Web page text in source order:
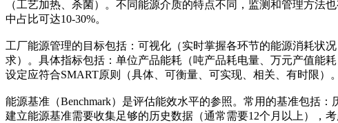
（工艺加热、杀菌）。不同能源介质的特点不同，监测和管理方
中占比可达10-30%。
工厂能源管理的目标包括：可视化（实时掌握各环节的能源消耗状
求）。具体指标包括：单位产品能耗（吨产品耗电量、万元产值能
设定应符合SMART原则（具体、可衡量、可实现、相关、有时限）。
能源基准（Benchmark）是评估能效水平的参照。常用的基准包括
建立能源基准需要收集足够的历史数据（通常需要12个月以上），